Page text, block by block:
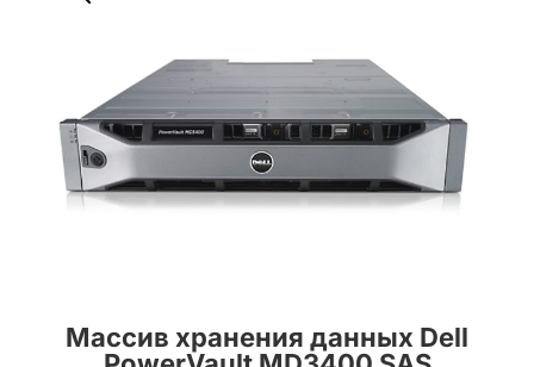
Массив хранения данных Dell